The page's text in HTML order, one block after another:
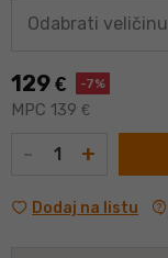
Odabrati veličinu
129€ -7%
MPC 139 €
- +
Dodaj na listu contact_support